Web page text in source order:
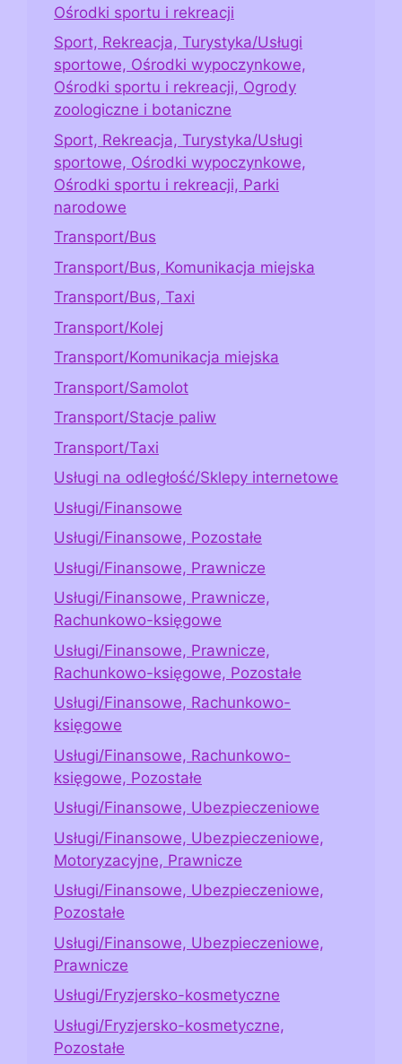
Ośrodki sportu i rekreacji
Sport, Rekreacja, Turystyka/Usługi
sportowe, Ośrodki wypoczynkowe,
Ośrodki sportu i rekreacji, Ogrody
zoologiczne i botaniczne
Sport, Rekreacja, Turystyka/Usługi
sportowe, Ośrodki wypoczynkowe,
Ośrodki sportu i rekreacji, Parki
narodowe
Transport/Bus
Transport/Bus, Komunikacja miejska
Transport/Bus, Taxi
Transport/Kolej
Transport/Komunikacja miejska
Transport/Samolot
Transport/Stacje paliw
Transport/Taxi
Usługi na odległość/Sklepy internetowe
Usługi/Finansowe
Usługi/Finansowe, Pozostałe
Usługi/Finansowe, Prawnicze
Usługi/Finansowe, Prawnicze,
Rachunkowo-księgowe
Usługi/Finansowe, Prawnicze,
Rachunkowo-księgowe, Pozostałe
Usługi/Finansowe, Rachunkowo-
księgowe
Usługi/Finansowe, Rachunkowo-
księgowe, Pozostałe
Usługi/Finansowe, Ubezpieczeniowe
Usługi/Finansowe, Ubezpieczeniowe,
Motoryzacyjne, Prawnicze
Usługi/Finansowe, Ubezpieczeniowe,
Pozostałe
Usługi/Finansowe, Ubezpieczeniowe,
Prawnicze
Usługi/Fryzjersko-kosmetyczne
Usługi/Fryzjersko-kosmetyczne,
Pozostałe